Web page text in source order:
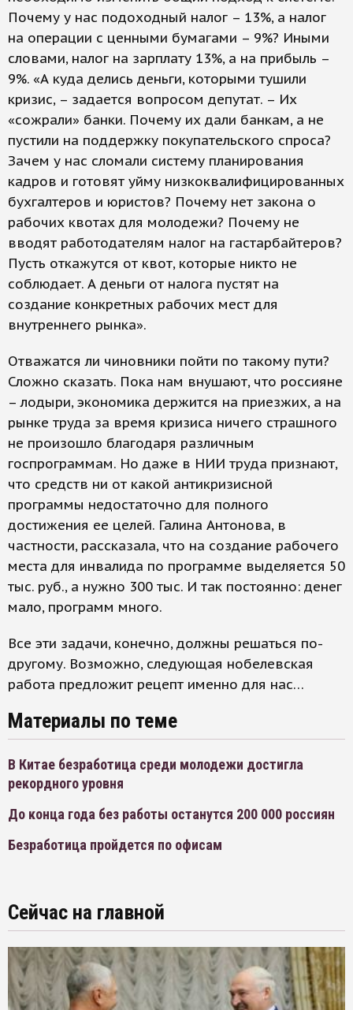
Почему у нас подоходный налог – 13%, а налог
на операции с ценными бумагами – 9%? Иными
словами, налог на зарплату 13%, а на прибыль –
9%. «А куда делись деньги, которыми тушили
кризис, – задается вопросом депутат. – Их
«сожрали» банки. Почему их дали банкам, а не
пустили на поддержку покупательского спроса?
Зачем у нас сломали систему планирования
кадров и готовят уйму низкоквалифицированных
бухгалтеров и юристов? Почему нет закона о
рабочих квотах для молодежи? Почему не
вводят работодателям налог на гастарбайтеров?
Пусть откажутся от квот, которые никто не
соблюдает. А деньги от налога пустят на
создание конкретных рабочих мест для
внутреннего рынка».
Отважатся ли чиновники пойти по такому пути?
Сложно сказать. Пока нам внушают, что россияне
– лодыри, экономика держится на приезжих, а на
рынке труда за время кризиса ничего страшного
не произошло благодаря различным
госпрограммам. Но даже в НИИ труда признают,
что средств ни от какой антикризисной
программы недостаточно для полного
достижения ее целей. Галина Антонова, в
частности, рассказала, что на создание рабочего
места для инвалида по программе выделяется 50
тыс. руб., а нужно 300 тыс. И так постоянно: денег
мало, программ много.
Все эти задачи, конечно, должны решаться по-
другому. Возможно, следующая нобелевская
работа предложит рецепт именно для нас…
Материалы по теме
В Китае безработица среди молодежи достигла
рекордного уровня
До конца года без работы останутся 200 000 россиян
Безработица пройдется по офисам
Сейчас на главной